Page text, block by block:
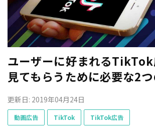
ユーザーに好まれるTikTok
見てもらうために必要な2
更新日: 2019年04月24日
動画広告 TikTok TikTok広告